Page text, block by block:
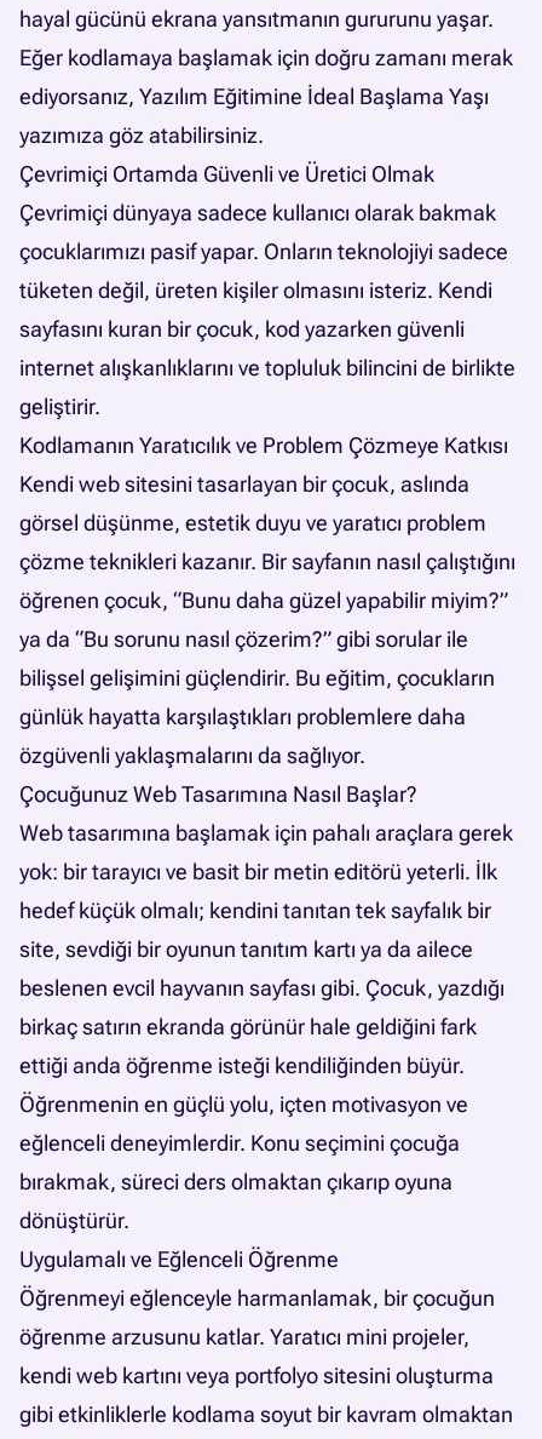
hayal gücünü ekrana yansıtmanın gururunu yaşar.
Eğer kodlamaya başlamak için doğru zamanı merak
ediyorsanız, Yazılım Eğitimine İdeal Başlama Yaşı
yazımıza göz atabilirsiniz.
Çevrimiçi Ortamda Güvenli ve Üretici Olmak
Çevrimiçi dünyaya sadece kullanıcı olarak bakmak
çocuklarımızı pasif yapar. Onların teknolojiyi sadece
tüketen değil, üreten kişiler olmasını isteriz. Kendi
sayfasını kuran bir çocuk, kod yazarken güvenli
internet alışkanlıklarını ve topluluk bilincini de birlikte
geliştirir.
Kodlamanın Yaratıcılık ve Problem Çözmeye Katkısı
Kendi web sitesini tasarlayan bir çocuk, aslında
görsel düşünme, estetik duyu ve yaratıcı problem
çözme teknikleri kazanır. Bir sayfanın nasıl çalıştığını
öğrenen çocuk, “Bunu daha güzel yapabilir miyim?”
ya da “Bu sorunu nasıl çözerim?” gibi sorular ile
bilişsel gelişimini güçlendirir. Bu eğitim, çocukların
günlük hayatta karşılaştıkları problemlere daha
özgüvenli yaklaşmalarını da sağlıyor.
Çocuğunuz Web Tasarımına Nasıl Başlar?
Web tasarımına başlamak için pahalı araçlara gerek
yok: bir tarayıcı ve basit bir metin editörü yeterli. İlk
hedef küçük olmalı; kendini tanıtan tek sayfalık bir
site, sevdiği bir oyunun tanıtım kartı ya da ailece
beslenen evcil hayvanın sayfası gibi. Çocuk, yazdığı
birkaç satırın ekranda görünür hale geldiğini fark
ettiği anda öğrenme isteği kendiliğinden büyür.
Öğrenmenin en güçlü yolu, içten motivasyon ve
eğlenceli deneyimlerdir. Konu seçimini çocuğa
bırakmak, süreci ders olmaktan çıkarıp oyuna
dönüştürür.
Uygulamalı ve Eğlenceli Öğrenme
Öğrenmeyi eğlenceyle harmanlamak, bir çocuğun
öğrenme arzusunu katlar. Yaratıcı mini projeler,
kendi web kartını veya portfolyo sitesini oluşturma
gibi etkinliklerle kodlama soyut bir kavram olmaktan